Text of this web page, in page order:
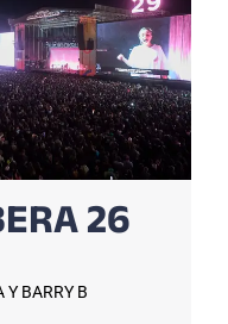
26
Y BARRY B